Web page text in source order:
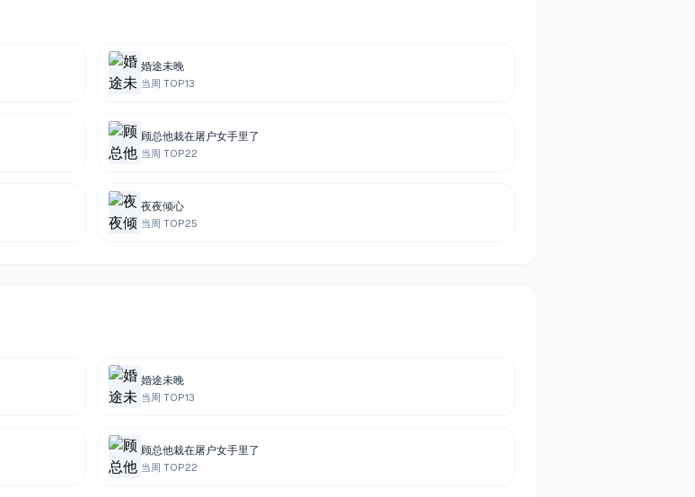
婚途未晚
当周 TOP13
顾总他栽在屠户女手里了
当周 TOP22
夜夜倾心
当周 TOP25
婚途未晚
当周 TOP13
顾总他栽在屠户女手里了
当周 TOP22